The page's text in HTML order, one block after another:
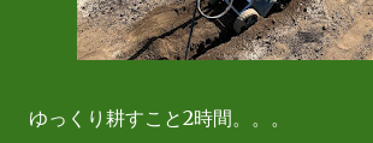
ゆっくり耕すこと2時間。。。